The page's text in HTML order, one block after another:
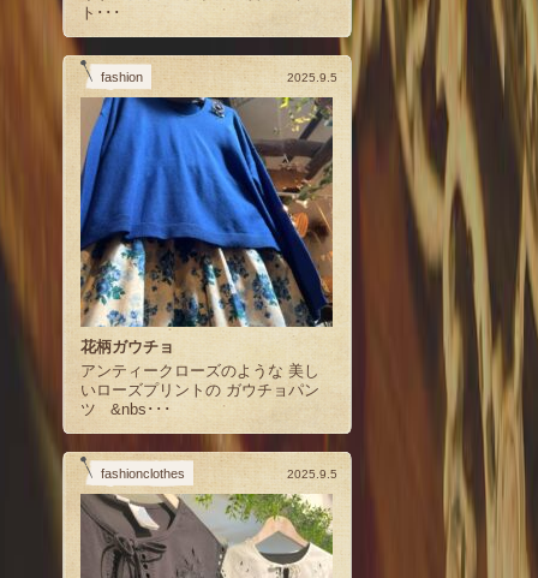
ト･･･
fashion 2025.9.5
花柄ガウチョ
アンティークローズのような 美し
いローズプリントの ガウチョパン
ツ &nbs･･･
fashionclothes 2025.9.5